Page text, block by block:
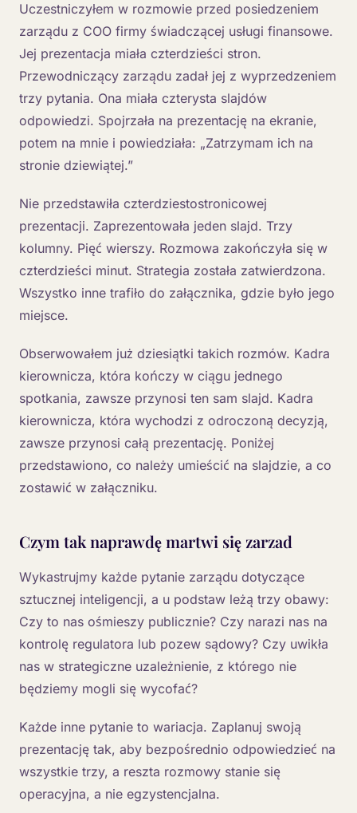
Uczestniczyłem w rozmowie przed posiedzeniem
zarządu z COO firmy świadczącej usługi finansowe.
Jej prezentacja miała czterdzieści stron.
Przewodniczący zarządu zadał jej z wyprzedzeniem
trzy pytania. Ona miała czterysta slajdów
odpowiedzi. Spojrzała na prezentację na ekranie,
potem na mnie i powiedziała: „Zatrzymam ich na
stronie dziewiątej.”
Nie przedstawiła czterdziestostronicowej
prezentacji. Zaprezentowała jeden slajd. Trzy
kolumny. Pięć wierszy. Rozmowa zakończyła się w
czterdzieści minut. Strategia została zatwierdzona.
Wszystko inne trafiło do załącznika, gdzie było jego
miejsce.
Obserwowałem już dziesiątki takich rozmów. Kadra
kierownicza, która kończy w ciągu jednego
spotkania, zawsze przynosi ten sam slajd. Kadra
kierownicza, która wychodzi z odroczoną decyzją,
zawsze przynosi całą prezentację. Poniżej
przedstawiono, co należy umieścić na slajdzie, a co
zostawić w załączniku.
Czym tak naprawdę martwi się zarzad
Wykastrujmy każde pytanie zarządu dotyczące
sztucznej inteligencji, a u podstaw leżą trzy obawy:
Czy to nas ośmieszy publicznie? Czy narazi nas na
kontrolę regulatora lub pozew sądowy? Czy uwikła
nas w strategiczne uzależnienie, z którego nie
będziemy mogli się wycofać?
Każde inne pytanie to wariacja. Zaplanuj swoją
prezentację tak, aby bezpośrednio odpowiedzieć na
wszystkie trzy, a reszta rozmowy stanie się
operacyjna, a nie egzystencjalna.